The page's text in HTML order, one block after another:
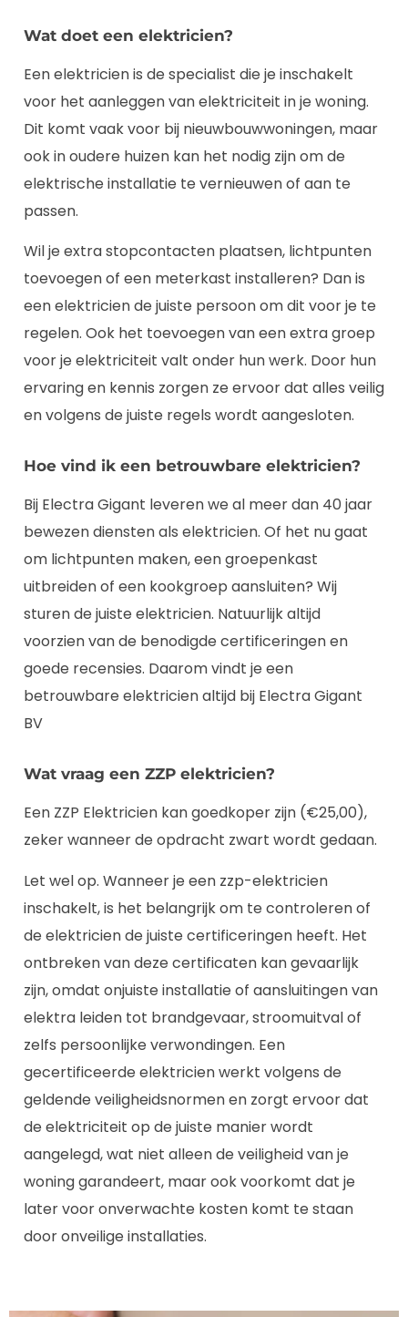
Wat doet een elektricien?
Een elektricien is de specialist die je inschakelt
voor het aanleggen van elektriciteit in je woning.
Dit komt vaak voor bij nieuwbouwwoningen, maar
ook in oudere huizen kan het nodig zijn om de
elektrische installatie te vernieuwen of aan te
passen.
Wil je extra stopcontacten plaatsen, lichtpunten
toevoegen of een meterkast installeren? Dan is
een elektricien de juiste persoon om dit voor je te
regelen. Ook het toevoegen van een extra groep
voor je elektriciteit valt onder hun werk. Door hun
ervaring en kennis zorgen ze ervoor dat alles veilig
en volgens de juiste regels wordt aangesloten.
Hoe vind ik een betrouwbare elektricien?
Bij Electra Gigant leveren we al meer dan 40 jaar
bewezen diensten als elektricien. Of het nu gaat
om lichtpunten maken, een groepenkast
uitbreiden of een kookgroep aansluiten? Wij
sturen de juiste elektricien. Natuurlijk altijd
voorzien van de benodigde certificeringen en
goede recensies. Daarom vindt je een
betrouwbare elektricien altijd bij Electra Gigant
BV
Wat vraag een ZZP elektricien?
Een ZZP Elektricien kan goedkoper zijn (€25,00),
zeker wanneer de opdracht zwart wordt gedaan.
Let wel op. Wanneer je een zzp-elektricien
inschakelt, is het belangrijk om te controleren of
de elektricien de juiste certificeringen heeft. Het
ontbreken van deze certificaten kan gevaarlijk
zijn, omdat onjuiste installatie of aansluitingen van
elektra leiden tot brandgevaar, stroomuitval of
zelfs persoonlijke verwondingen. Een
gecertificeerde elektricien werkt volgens de
geldende veiligheidsnormen en zorgt ervoor dat
de elektriciteit op de juiste manier wordt
aangelegd, wat niet alleen de veiligheid van je
woning garandeert, maar ook voorkomt dat je
later voor onverwachte kosten komt te staan
door onveilige installaties.